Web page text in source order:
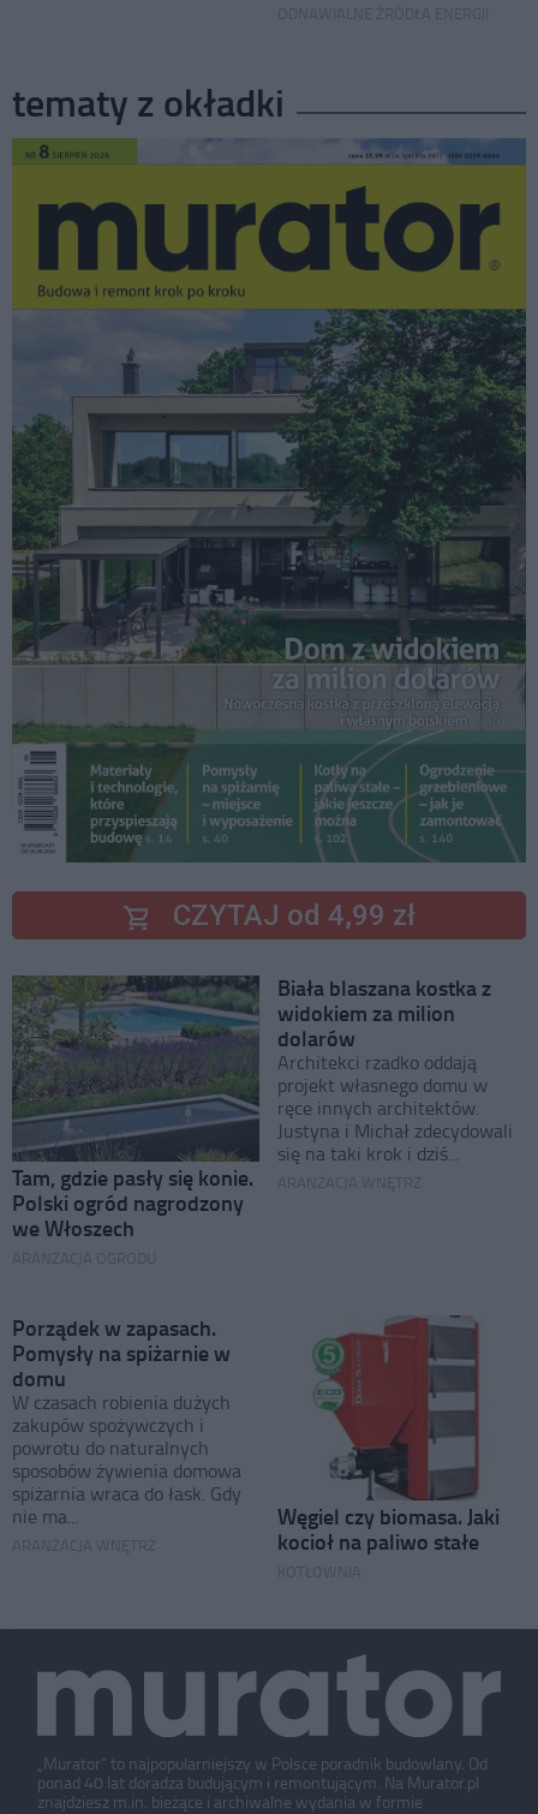
tematy z okładki
CZYTAJ od 4,99 zł
Tam, gdzie pasły się konie.
Polski ogród nagrodzony
we Włoszech
Biała blaszana kostka z
widokiem za milion
dolarów
Architekci rzadko oddają
projekt własnego domu w
ręce innych architektów.
Justyna i Michał zdecydowali
się na taki krok i dziś...
Porządek w zapasach.
Pomysły na spiżarnie w
domu
W czasach robienia dużych
zakupów spożywczych i
powrotu do naturalnych
sposobów żywienia domowa
spiżarnia wraca do łask. Gdy
nie ma...
Węgiel czy biomasa. Jaki
kocioł na paliwo stałe
„Murator” to najpopularniejszy w Polsce poradnik budowlany. Od
ponad 40 lat doradza budującym i remontującym. Na Murator.pl
znajdziesz m.in. bieżące i archiwalne wydania w formie